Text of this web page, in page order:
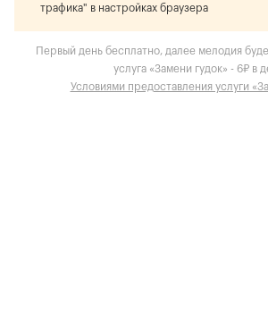
трафика" в настройках браузера
Первый день бесплатно, далее мелодия
услуга «Замени гудок» - 6₽ в
Условиями предоставления услуги